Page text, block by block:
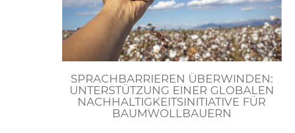
SPRACHBARRIEREN ÜBERWINDEN:
UNTERSTÜTZUNG EINER GLOBALEN
NACHHALTIGKEITSINITIATIVE FÜR
BAUMWOLLBAUERN